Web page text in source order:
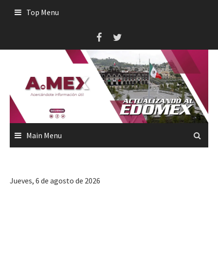
Top Menu
Main Menu
Jueves, 6 de agosto de 2026